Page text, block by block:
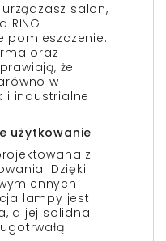
salon,
RING
pomieszczenie.
oraz
że
w
i industrialne
użytkowanie
z
Dzięki
lampy jest
a jej solidna